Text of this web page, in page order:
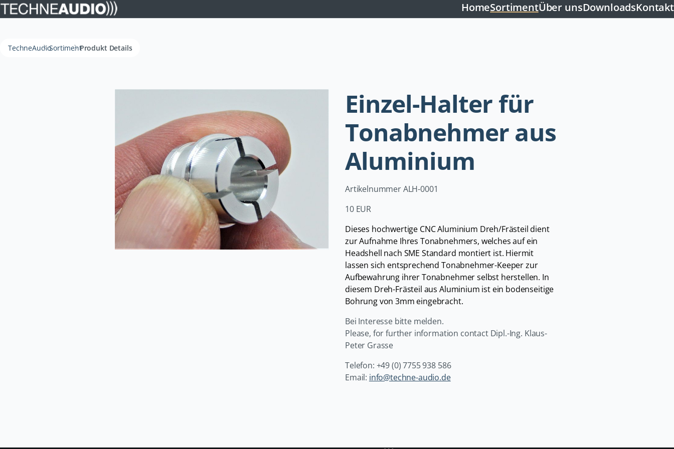
überspringen
HomeSortimentÜber unsDownloadsKontakt
TechneAudioSortimentProdukt Details
Einzel-Halter für
Tonabnehmer aus
Aluminium
Artikelnummer ALH-0001
10 EUR
Dieses hochwertige CNC Aluminium Dreh/Frästeil dient
zur Aufnahme Ihres Tonabnehmers, welches auf ein
Headshell nach SME Standard montiert ist. Hiermit
lassen sich entsprechend Tonabnehmer-Keeper zur
Aufbewahrung ihrer Tonabnehmer selbst herstellen. In
diesem Dreh-Frästeil aus Aluminium ist ein bodenseitige
Bohrung von 3mm eingebracht.
Bei Interesse bitte melden.
Please, for further information contact Dipl.-Ing. Klaus-
Peter Grasse
Telefon: +49 (0) 7755 938 586
Email: info@techne-audio.de